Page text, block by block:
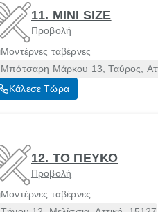
11. MINI SIZE
Προβολή
Μοντέρνες ταβέρνες
Μπότσαρη Μάρκου 13, Ταύρος,
Κάλεσε Τώρα
12. ΤΟ ΠΕΥΚΟ
Προβολή
Μοντέρνες ταβέρνες